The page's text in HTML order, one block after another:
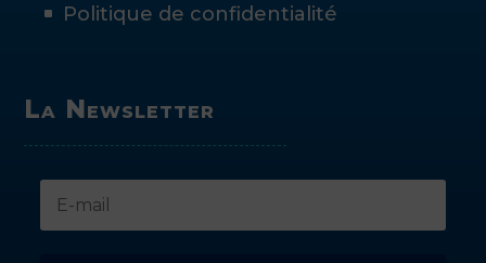
Politique de confidentialité
La Newsletter